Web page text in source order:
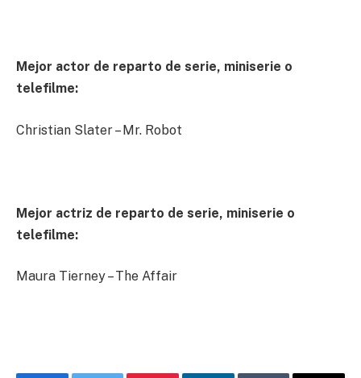
Mejor actor de reparto de serie, miniserie o
telefilme:
Christian Slater – Mr. Robot
Mejor actriz de reparto de serie, miniserie o
telefilme:
Maura Tierney – The Affair